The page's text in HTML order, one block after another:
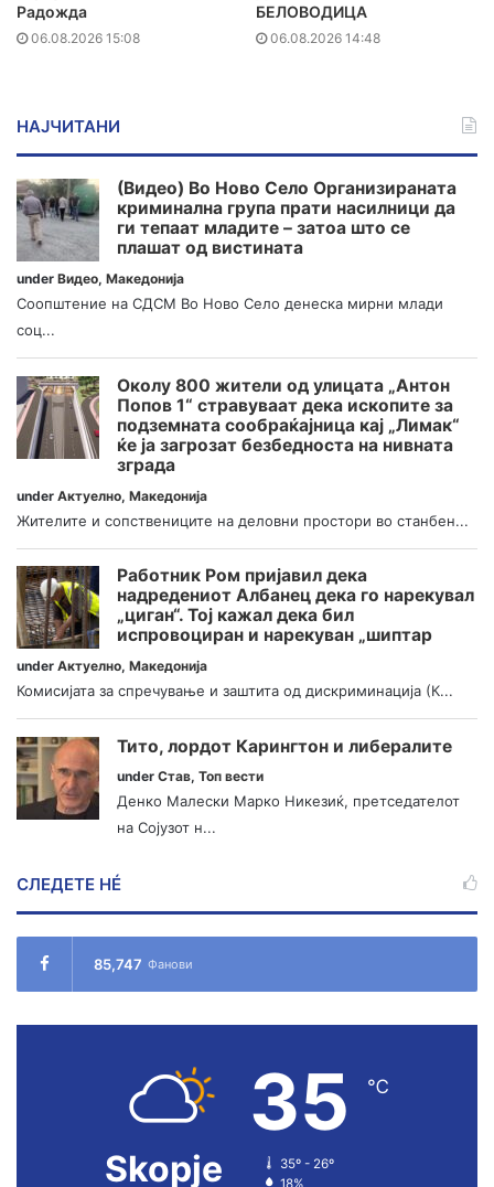
Радожда
06.08.2026 15:08
БЕЛОВОДИЦА
06.08.2026 14:48
НАЈЧИТАНИ
(Видео) Во Ново Село Организираната
криминална група прати насилници да
ги тепаат младите – затоа што се
плашат од вистината
under Видео, Македонија
Соопштение на СДСМ Во Ново Село денеска мирни млади
соц...
Околу 800 жители од улицата „Антон
Попов 1“ стравуваат дека ископите за
подземната сообраќајница кај „Лимак“
ќе ја загрозат безбедноста на нивната
зграда
under Актуелно, Македонија
Жителите и сопствениците на деловни простори во станбен...
Работник Ром пријавил дека
надредениот Албанец дека го нарекувал
„циган“. Тој кажал дека бил
испровоциран и нарекуван „шиптар
under Актуелно, Македонија
Комисијата за спречување и заштита од дискриминација (К...
Тито, лордот Карингтон и либералите
under Став, Топ вести
Денко Малески Марко Никезиќ, претседателот
на Сојузот н...
СЛЕДЕТЕ НÉ
85,747 Фанови
Skopje
35 ℃
35º - 26º